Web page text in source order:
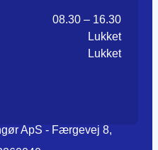
08.30 – 16.30
Lukket
Lukket
ApS - Færgevej 8,